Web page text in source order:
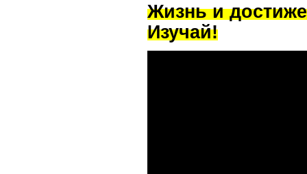
Жизнь и
Изучай!